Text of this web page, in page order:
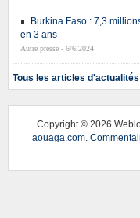
Burkina Faso : 7,3
en 3 ans
Autre presse - 6/6/2024
Tous les articles d'actualités
Copyright © 2026
aouaga.com.